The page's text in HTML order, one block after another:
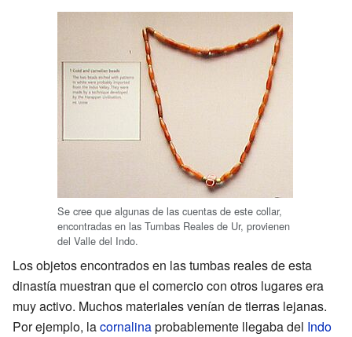
Se cree que algunas de las cuentas de este collar,
encontradas en las Tumbas Reales de Ur, provienen
del Valle del Indo.
Los objetos encontrados en las tumbas reales de esta
dinastía muestran que el comercio con otros lugares era
muy activo. Muchos materiales venían de tierras lejanas.
Por ejemplo, lacornalinaprobablemente llegaba del Indo